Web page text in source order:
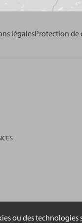
ou des technologies
effectuer
recherche.
légalesProtection de